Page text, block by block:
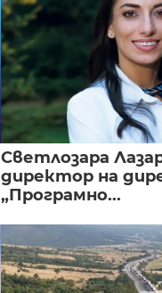
Светлозара
директор на
„Програмно...